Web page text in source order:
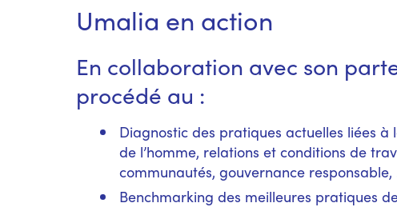
Umalia en action
En collaboration avec son
procédé au :
Diagnostic des pratiques actuelles liées
de l’homme, relations et conditions de
communautés, gouvernance
Benchmarking des meilleures pratiques